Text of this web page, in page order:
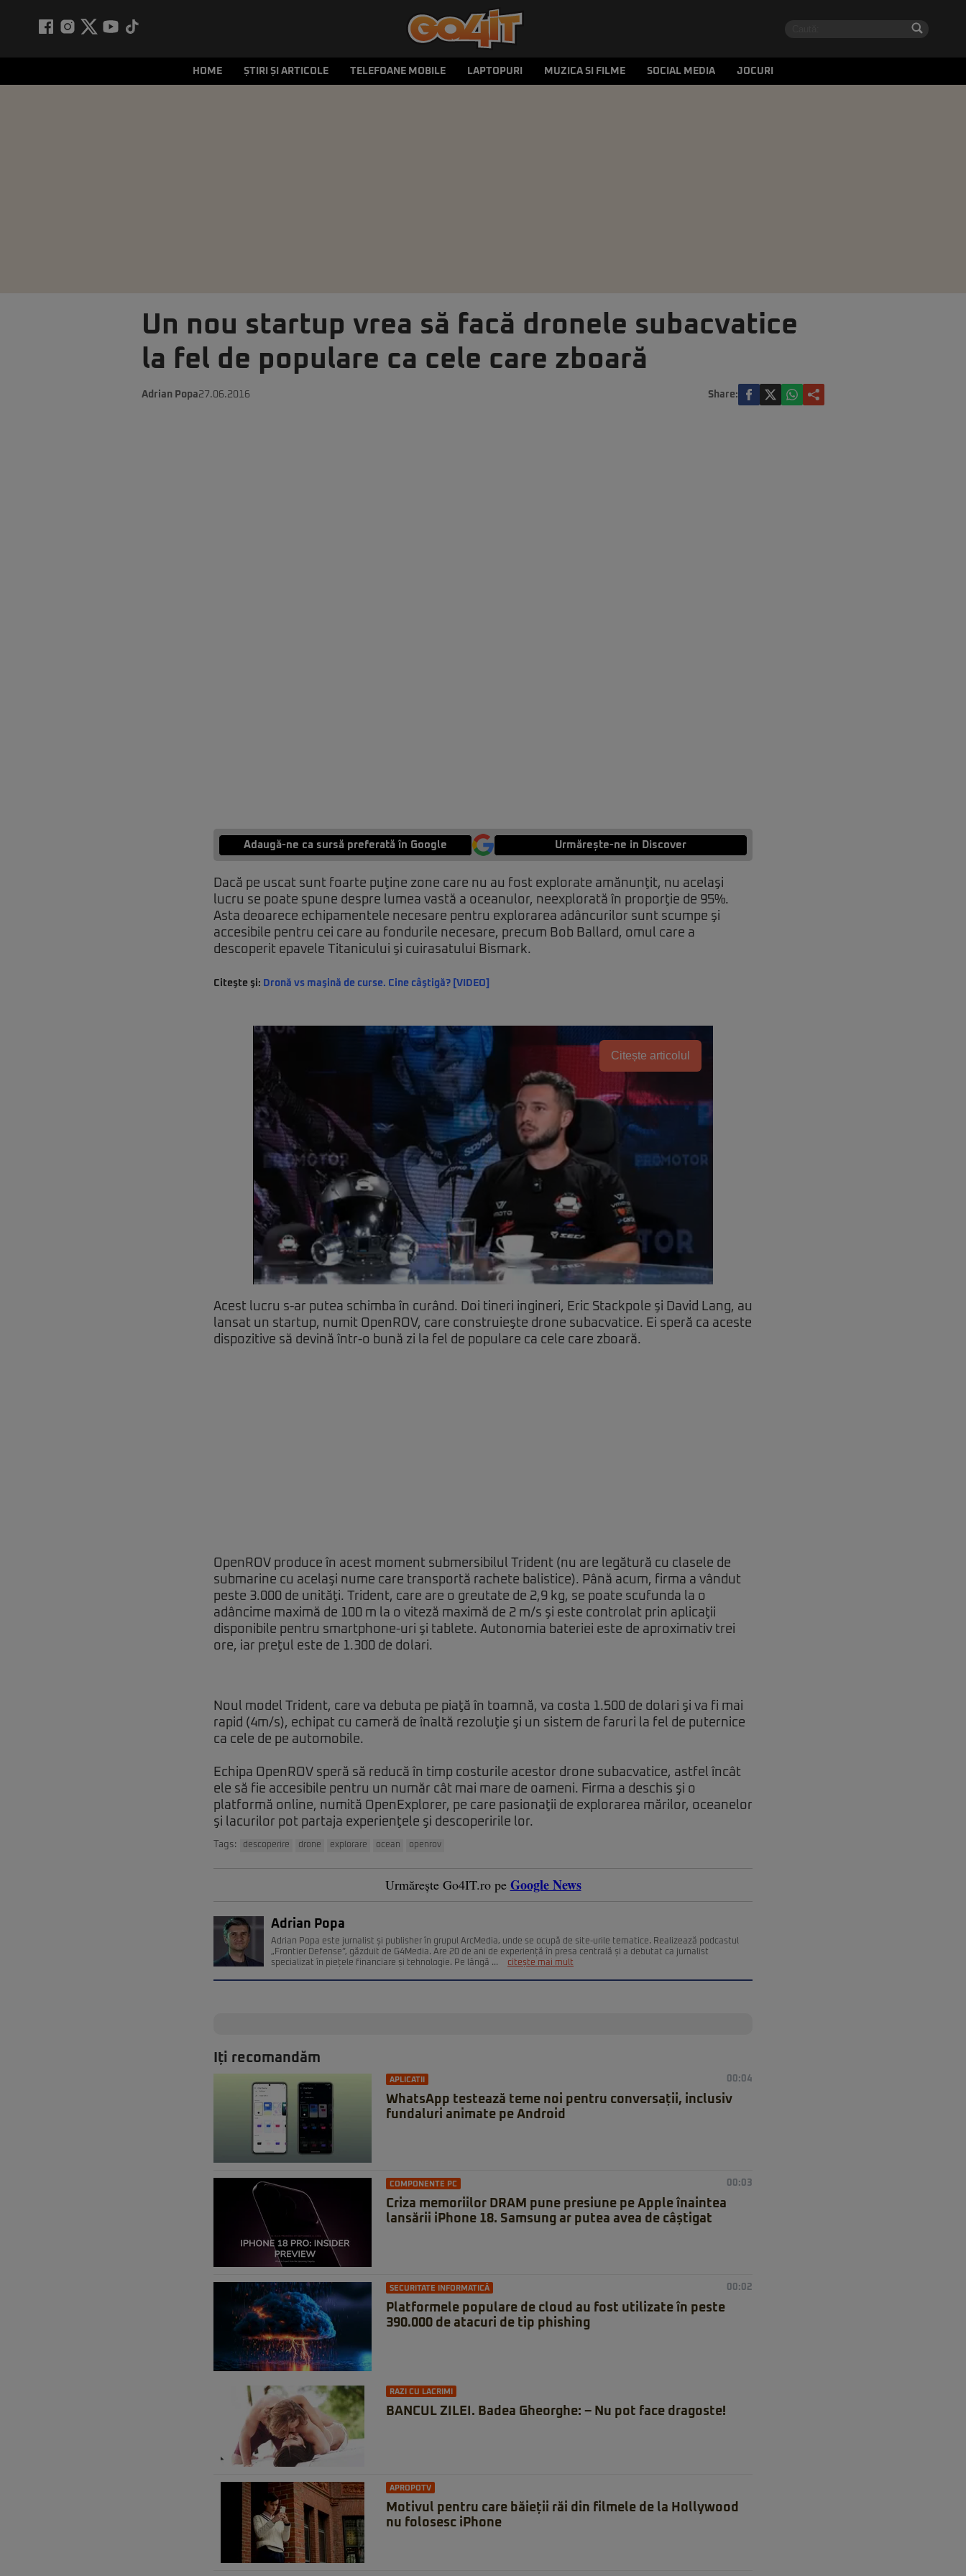
HOME ȘTIRI ȘI ARTICOLE TELEFOANE MOBILE LAPTOPURI MUZICA SI FILME SOCIAL MEDIA JOCURI
Un nou startup vrea să facă dronele subacvatice
la fel de populare ca cele care zboară
Adrian Popa27.06.2016 Share:
Adaugă-ne ca sursă preferată în Google Urmărește-ne in Discover
Dacă pe uscat sunt foarte puţine zone care nu au fost explorate amănunţit, nu acelaşi
lucru se poate spune despre lumea vastă a oceanulor, neexplorată în proporţie de 95%.
Asta deoarece echipamentele necesare pentru explorarea adâncurilor sunt scumpe şi
accesibile pentru cei care au fondurile necesare, precum Bob Ballard, omul care a
descoperit epavele Titanicului şi cuirasatului Bismark.
Citeşte şi: Dronă vs maşină de curse. Cine câştigă? [VIDEO]
Citește articolul
Acest lucru s-ar putea schimba în curând. Doi tineri ingineri, Eric Stackpole şi David Lang, au
lansat un startup, numit OpenROV, care construieşte drone subacvatice. Ei speră ca aceste
dispozitive să devină într-o bună zi la fel de populare ca cele care zboară.
OpenROV produce în acest moment submersibilul Trident (nu are legătură cu clasele de
submarine cu acelaşi nume care transportă rachete balistice). Până acum, firma a vândut
peste 3.000 de unităţi. Trident, care are o greutate de 2,9 kg, se poate scufunda la o
adâncime maximă de 100 m la o viteză maximă de 2 m/s şi este controlat prin aplicaţii
disponibile pentru smartphone-uri şi tablete. Autonomia bateriei este de aproximativ trei
ore, iar preţul este de 1.300 de dolari.
Noul model Trident, care va debuta pe piaţă în toamnă, va costa 1.500 de dolari şi va fi mai
rapid (4m/s), echipat cu cameră de înaltă rezoluţie şi un sistem de faruri la fel de puternice
ca cele de pe automobile.
Echipa OpenROV speră să reducă în timp costurile acestor drone subacvatice, astfel încât
ele să fie accesibile pentru un număr cât mai mare de oameni. Firma a deschis şi o
platformă online, numită OpenExplorer, pe care pasionaţii de explorarea mărilor, oceanelor
şi lacurilor pot partaja experienţele şi descoperirile lor.
Tags: descoperire drone explorare ocean openrov
Urmărește Go4IT.ro pe Google News
Adrian Popa
Adrian Popa este jurnalist și publisher în grupul ArcMedia, unde se ocupă de site-urile tematice. Realizează podcastul
„Frontier Defense”, găzduit de G4Media. Are 20 de ani de experiență în presa centrală și a debutat ca jurnalist
specializat în piețele financiare și tehnologie. Pe lângă ...
citește mai mult
Iți recomandăm
APLICATII 00:04
WhatsApp testează teme noi pentru conversații, inclusiv
fundaluri animate pe Android
COMPONENTE PC 00:03
Criza memoriilor DRAM pune presiune pe Apple înaintea
lansării iPhone 18. Samsung ar putea avea de câștigat
SECURITATE INFORMATICĂ 00:02
Platformele populare de cloud au fost utilizate în peste
390.000 de atacuri de tip phishing
RAZI CU LACRIMI
BANCUL ZILEI. Badea Gheorghe: – Nu pot face dragoste!
APROPOTV
Motivul pentru care băieții răi din filmele de la Hollywood
nu folosesc iPhone